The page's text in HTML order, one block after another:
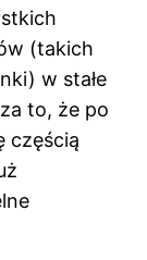
(takich
w stałe
to, że po
częścią